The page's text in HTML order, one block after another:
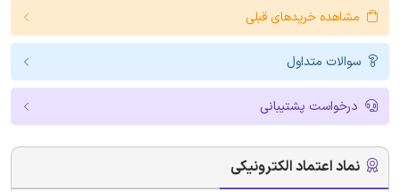
مشاهده خریدهای قبلی
سوالات متداول
درخواست پشتیبانی
نماد اعتماد الکترونیکی